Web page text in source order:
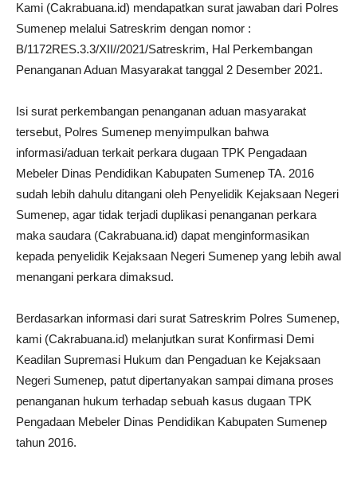
Kami (Cakrabuana.id) mendapatkan surat jawaban dari Polres
Sumenep melalui Satreskrim dengan nomor :
B/1172RES.3.3/XII//2021/Satreskrim, Hal Perkembangan
Penanganan Aduan Masyarakat tanggal 2 Desember 2021.
Isi surat perkembangan penanganan aduan masyarakat
tersebut, Polres Sumenep menyimpulkan bahwa
informasi/aduan terkait perkara dugaan TPK Pengadaan
Mebeler Dinas Pendidikan Kabupaten Sumenep TA. 2016
sudah lebih dahulu ditangani oleh Penyelidik Kejaksaan Negeri
Sumenep, agar tidak terjadi duplikasi penanganan perkara
maka saudara (Cakrabuana.id) dapat menginformasikan
kepada penyelidik Kejaksaan Negeri Sumenep yang lebih awal
menangani perkara dimaksud.
Berdasarkan informasi dari surat Satreskrim Polres Sumenep,
kami (Cakrabuana.id) melanjutkan surat Konfirmasi Demi
Keadilan Supremasi Hukum dan Pengaduan ke Kejaksaan
Negeri Sumenep, patut dipertanyakan sampai dimana proses
penanganan hukum terhadap sebuah kasus dugaan TPK
Pengadaan Mebeler Dinas Pendidikan Kabupaten Sumenep
tahun 2016.